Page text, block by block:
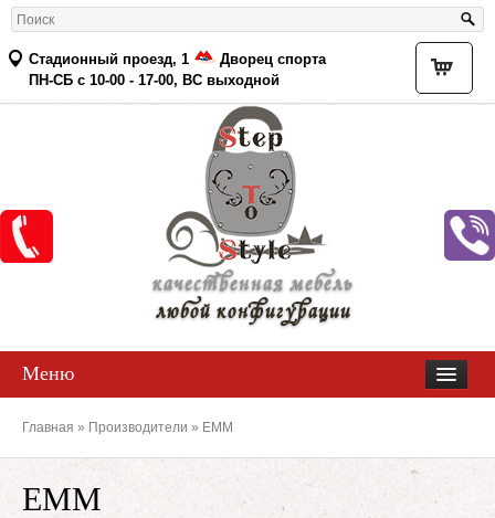
Стадионный проезд, 1
Дворец спорта
ПН-СБ с 10-00 - 17-00, ВС выходной
качественная мебель
любой конфигурации
Меню
Главная » Производители » ЕММ
ЕММ